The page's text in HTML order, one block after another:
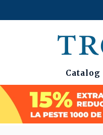
Catalog